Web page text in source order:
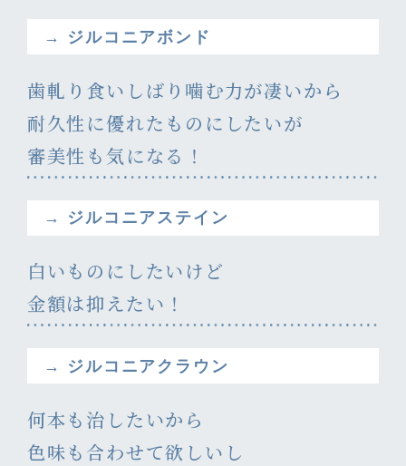
→ ジルコニアボンド
歯軋り食いしばり噛む力が凄いから
耐久性に優れたものにしたいが
審美性も気になる！
→ ジルコニアステイン
白いものにしたいけど
金額は抑えたい！
→ ジルコニアクラウン
何本も治したいから
色味も合わせて欲しいし